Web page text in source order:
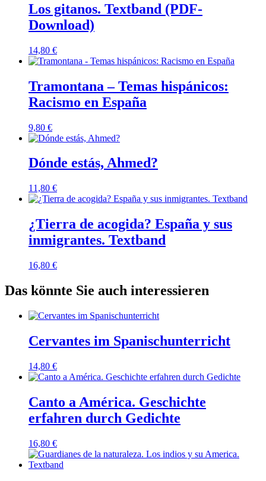
Los gitanos. Textband (PDF-
Download)
14,80 €
Tramontana – Temas hispánicos:
Racismo en España
9,80 €
Dónde estás, Ahmed?
11,80 €
¿Tierra de acogida? España y sus
inmigrantes. Textband
16,80 €
Das könnte Sie auch interessieren
Cervantes im Spanischunterricht
14,80 €
Canto a América. Geschichte
erfahren durch Gedichte
16,80 €